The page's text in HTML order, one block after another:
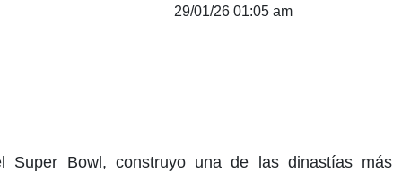
29/01/26 01:05 am
Super Bowl, construyo una de las dinastías más